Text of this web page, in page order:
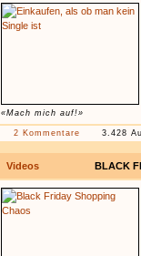
«Mach mich auf!»
2 Kommentare 3.428
Videos BLACK